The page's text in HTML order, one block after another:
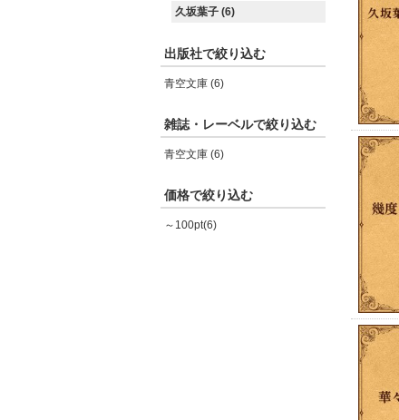
久坂葉子 (6)
出版社で絞り込む
青空文庫 (6)
雑誌・レーベルで絞り込む
青空文庫 (6)
価格で絞り込む
～100pt(6)